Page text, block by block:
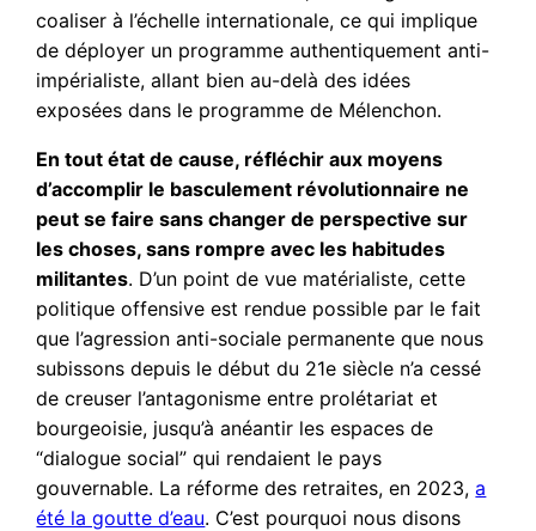
coaliser à l’échelle internationale, ce qui implique
de déployer un programme authentiquement anti-
impérialiste, allant bien au-delà des idées
exposées dans le programme de Mélenchon.
En tout état de cause, réfléchir aux moyens
d’accomplir le basculement révolutionnaire ne
peut se faire sans changer de perspective sur
les choses, sans rompre avec les habitudes
militantes. D’un point de vue matérialiste, cette
politique offensive est rendue possible par le fait
que l’agression anti-sociale permanente que nous
subissons depuis le début du 21e siècle n’a cessé
de creuser l’antagonisme entre prolétariat et
bourgeoisie, jusqu’à anéantir les espaces de
“dialogue social” qui rendaient le pays
gouvernable. La réforme des retraites, en 2023,a
été la goutte d’eau. C’est pourquoi nous disons